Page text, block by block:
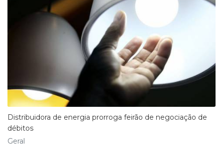
Distribuidora de energia prorroga feirão de negociação de
débitos
Geral